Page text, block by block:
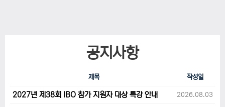
공지사항
제목 작성일
2027년 제38회 IBO 참가 지원자 대상 특강 안내 2026.08.03